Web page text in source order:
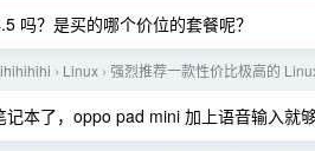
吗？是买的哪个价位的套餐呢？
› Linux › 强烈推荐一款性价比极高的
本了，oppo pad mini 加上语音输入就